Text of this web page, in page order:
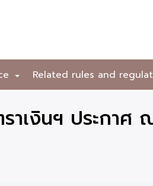
+ Related rules and
าเงินฯ ประกา